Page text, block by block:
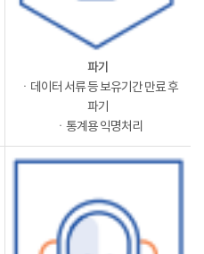
파기
ㆍ데이터 서류 등 보유기간 만료 후
파기
ㆍ통계용 익명처리